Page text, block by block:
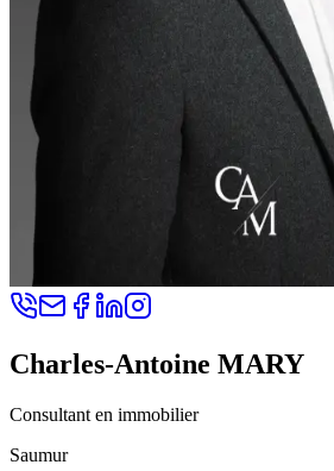
Charles-Antoine MARY
Consultant en immobilier
Saumur